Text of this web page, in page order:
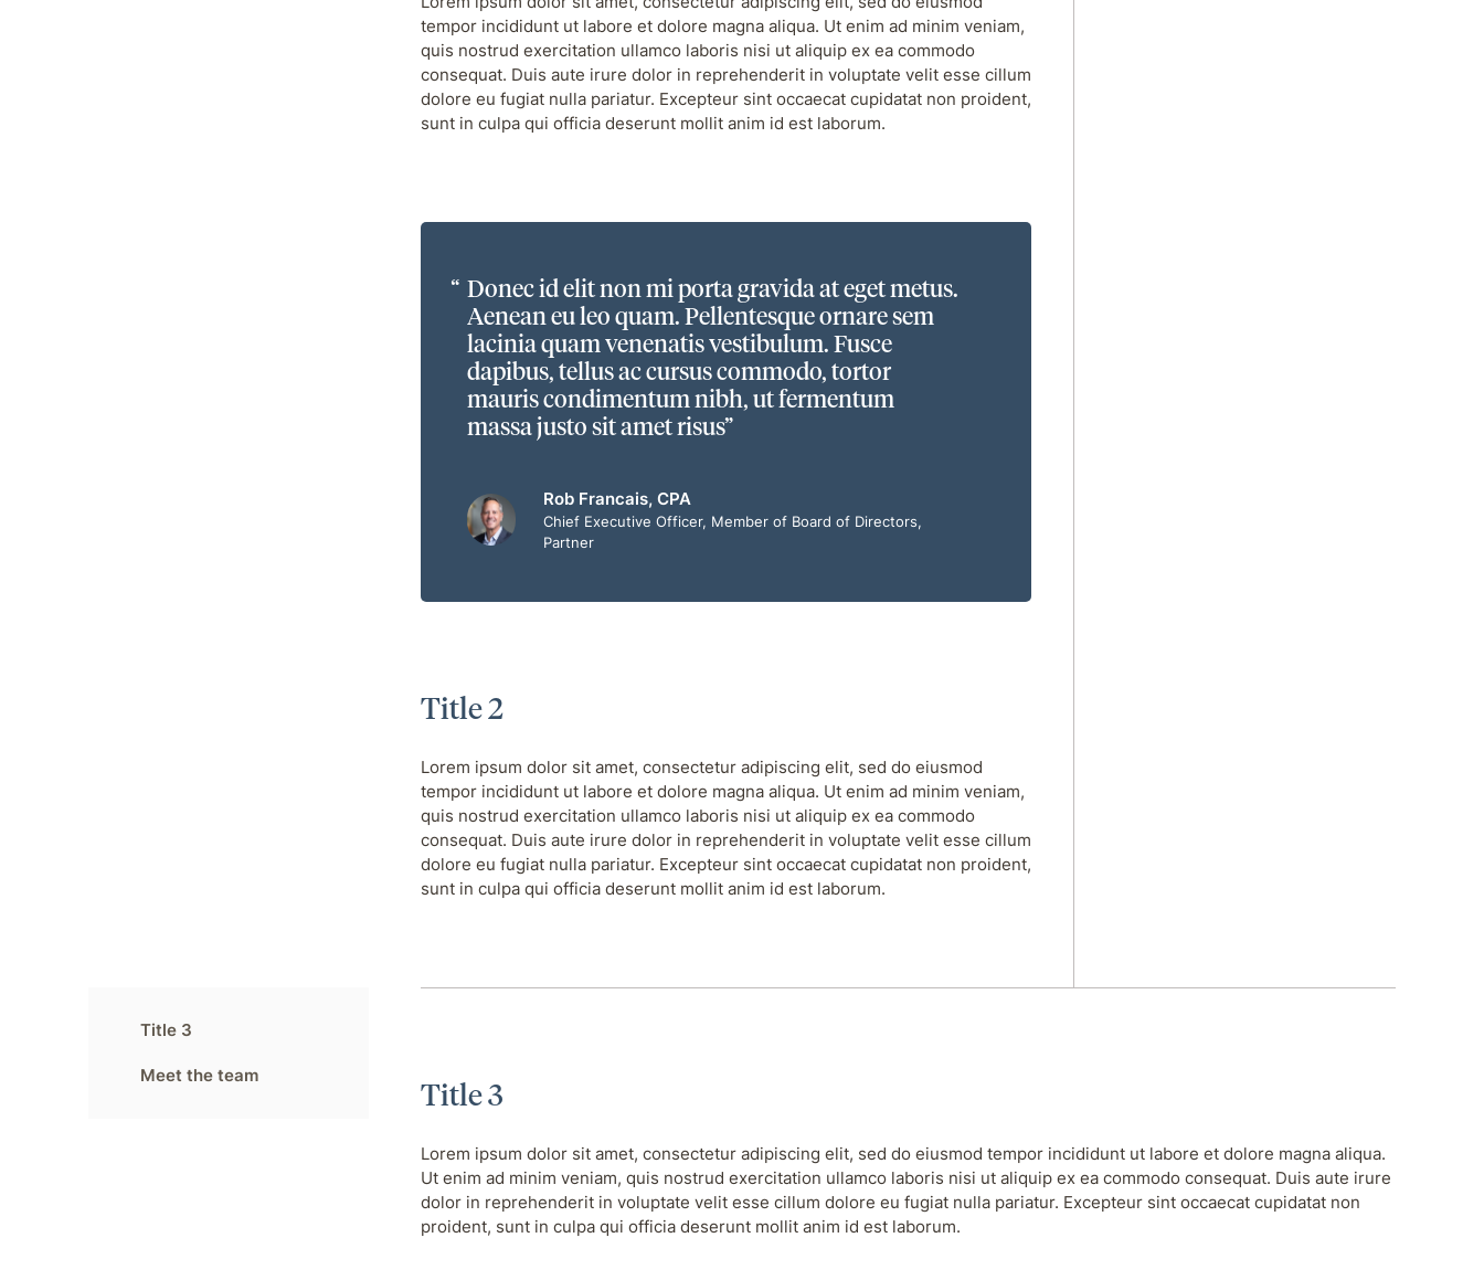
tempor incididunt ut labore et dolore magna aliqua. Ut enim ad minim veniam,
quis nostrud exercitation ullamco laboris nisi ut aliquip ex ea commodo
consequat. Duis aute irure dolor in reprehenderit in voluptate velit esse cillum
dolore eu fugiat nulla pariatur. Excepteur sint occaecat cupidatat non proident,
sunt in culpa qui officia deserunt mollit anim id est laborum.
“ Donec id elit non mi porta gravida at eget metus.
Aenean eu leo quam. Pellentesque ornare sem
lacinia quam venenatis vestibulum. Fusce
dapibus, tellus ac cursus commodo, tortor
mauris condimentum nibh, ut fermentum
massa justo sit amet risus”
Rob Francais, CPA
Chief Executive Officer, Member of Board of Directors,
Partner
Title 2
Lorem ipsum dolor sit amet, consectetur adipiscing elit, sed do eiusmod
tempor incididunt ut labore et dolore magna aliqua. Ut enim ad minim veniam,
quis nostrud exercitation ullamco laboris nisi ut aliquip ex ea commodo
consequat. Duis aute irure dolor in reprehenderit in voluptate velit esse cillum
dolore eu fugiat nulla pariatur. Excepteur sint occaecat cupidatat non proident,
sunt in culpa qui officia deserunt mollit anim id est laborum.
Title 3
Meet the team Title 3
Lorem ipsum dolor sit amet, consectetur adipiscing elit, sed do eiusmod tempor incididunt ut labore et dolore magna aliqua.
Ut enim ad minim veniam, quis nostrud exercitation ullamco laboris nisi ut aliquip ex ea commodo consequat. Duis aute irure
dolor in reprehenderit in voluptate velit esse cillum dolore eu fugiat nulla pariatur. Excepteur sint occaecat cupidatat non
proident, sunt in culpa qui officia deserunt mollit anim id est laborum.